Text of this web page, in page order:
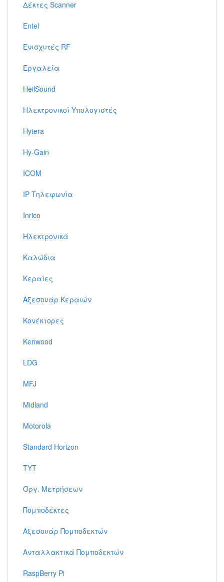
Δέκτες Scanner
Entel
Ενισχυτές RF
Εργαλεία
HeilSound
Ηλεκτρονικοί Υπολογιστές
Hytera
Hy-Gain
ICOM
IP Τηλεφωνία
Inrico
Ηλεκτρονικά
Καλώδια
Κεραίες
Αξεσουάρ Κεραιών
Κονέκτορες
Kenwood
LDG
MFJ
Midland
Motorola
Standard Horizon
TYT
Όργ. Μετρήσεων
Πομποδέκτες
Αξεσουάρ Πομποδεκτών
Ανταλλακτικά Πομποδεκτών
RaspBerry Pi